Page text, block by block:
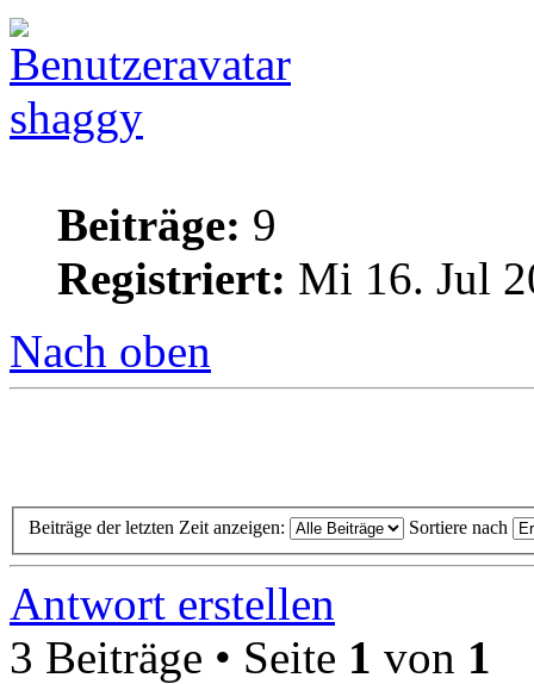
shaggy
Beiträge: 9
Registriert: Mi 16. Jul
Nach oben
Beiträge der letzten Zeit anzeigen: Sortiere nach
Antwort erstellen
3 Beiträge • Seite 1 von 1